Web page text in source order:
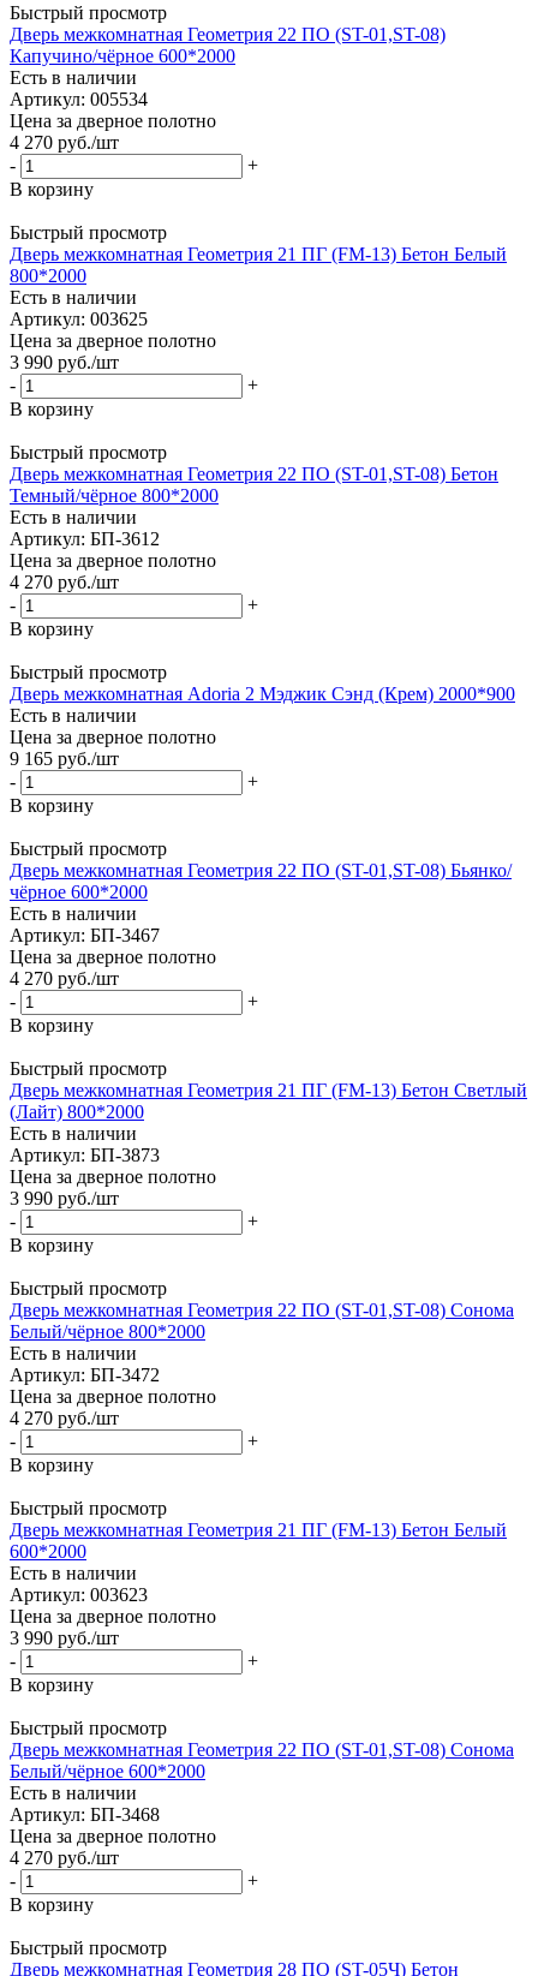
Быстрый просмотр
Дверь межкомнатная Геометрия 22 ПО (ST-01,ST-08)
Капучино/чёрное 600*2000
Есть в наличии
Артикул: 005534
Цена за дверное полотно
4 270 руб./шт
-
+
В корзину
Быстрый просмотр
Дверь межкомнатная Геометрия 21 ПГ (FM-13) Бетон Белый
800*2000
Есть в наличии
Артикул: 003625
Цена за дверное полотно
3 990 руб./шт
-
+
В корзину
Быстрый просмотр
Дверь межкомнатная Геометрия 22 ПО (ST-01,ST-08) Бетон
Темный/чёрное 800*2000
Есть в наличии
Артикул: БП-3612
Цена за дверное полотно
4 270 руб./шт
-
+
В корзину
Быстрый просмотр
Дверь межкомнатная Adoria 2 Мэджик Сэнд (Крем) 2000*900
Есть в наличии
Цена за дверное полотно
9 165 руб./шт
-
+
В корзину
Быстрый просмотр
Дверь межкомнатная Геометрия 22 ПО (ST-01,ST-08) Бьянко/
чёрное 600*2000
Есть в наличии
Артикул: БП-3467
Цена за дверное полотно
4 270 руб./шт
-
+
В корзину
Быстрый просмотр
Дверь межкомнатная Геометрия 21 ПГ (FM-13) Бетон Светлый
(Лайт) 800*2000
Есть в наличии
Артикул: БП-3873
Цена за дверное полотно
3 990 руб./шт
-
+
В корзину
Быстрый просмотр
Дверь межкомнатная Геометрия 22 ПО (ST-01,ST-08) Сонома
Белый/чёрное 800*2000
Есть в наличии
Артикул: БП-3472
Цена за дверное полотно
4 270 руб./шт
-
+
В корзину
Быстрый просмотр
Дверь межкомнатная Геометрия 21 ПГ (FM-13) Бетон Белый
600*2000
Есть в наличии
Артикул: 003623
Цена за дверное полотно
3 990 руб./шт
-
+
В корзину
Быстрый просмотр
Дверь межкомнатная Геометрия 22 ПО (ST-01,ST-08) Сонома
Белый/чёрное 600*2000
Есть в наличии
Артикул: БП-3468
Цена за дверное полотно
4 270 руб./шт
-
+
В корзину
Быстрый просмотр
Дверь межкомнатная Геометрия 28 ПО (ST-05Ч) Бетон